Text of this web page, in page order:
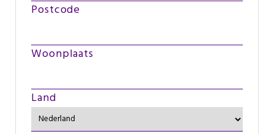
Postcode
Woonplaats
Land